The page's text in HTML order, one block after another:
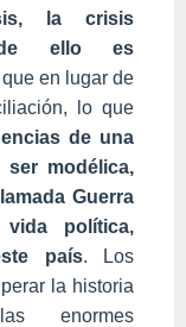
la crisis
ello es
en lugar de
lo que
de una
modélica,
Guerra
política,
país. Los
la historia
enormes